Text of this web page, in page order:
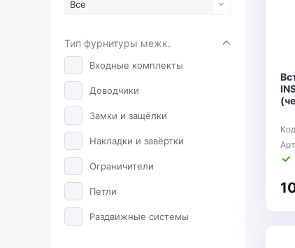
Все
Тип фурнитуры межк.
Входные комплекты
Доводчики
Замки и защёлки
Накладки и завёртки
Ограничители
Петли
Раздвижные системы